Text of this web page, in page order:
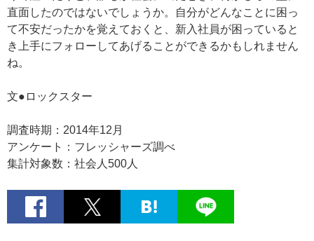
直面したのではないでしょうか。自分がどんなことに困っ
て不安だったかを覚えておくと、新入社員が困っていると
き上手にフォローしてあげることができるかもしれません
ね。
文●ロックスター
調査時期：2014年12月
アンケート：フレッシャーズ調べ
集計対象数：社会人500人